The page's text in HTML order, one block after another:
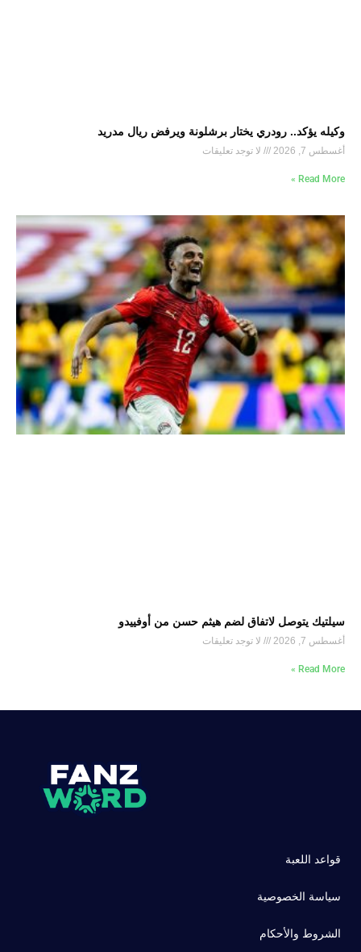
وكيله يؤكد.. رودري يختار برشلونة ويرفض ريال مدريد
أغسطس 7, 2026 لا توجد تعليقات
Read More »
سيلتيك يتوصل لاتفاق لضم هيثم حسن من أوفييدو
أغسطس 7, 2026 لا توجد تعليقات
Read More »
قواعد اللعبة
سياسة الخصوصية
الشروط والأحكام